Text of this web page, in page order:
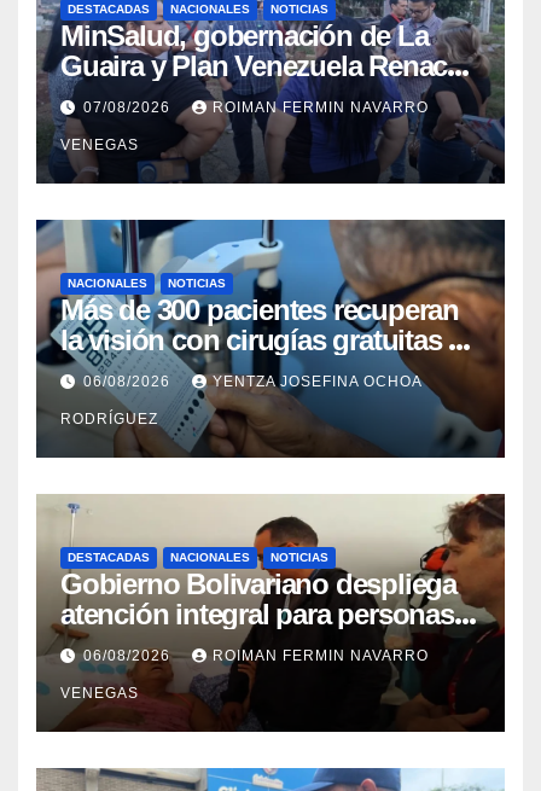
DESTACADAS NACIONALES NOTICIAS
MinSalud, gobernación de La
Guaira y Plan Venezuela Renace
iniciaron la rehabilitación integral
del Centro Psicofamiliar El Niño y
el Mar
07/08/2026 ROIMAN FERMIN NAVARRO
VENEGAS
NACIONALES NOTICIAS
Más de 300 pacientes recuperan
la visión con cirugías gratuitas de
cataratas en Zulia
06/08/2026 YENTZA JOSEFINA OCHOA
RODRÍGUEZ
DESTACADAS NACIONALES NOTICIAS
Gobierno Bolivariano despliega
atención integral para personas
con discapacidad en
campamentos de La Guaira
06/08/2026 ROIMAN FERMIN NAVARRO
VENEGAS